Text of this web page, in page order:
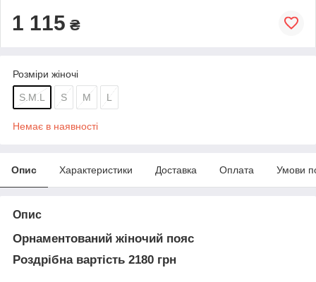
1 115 ₴
Розміри жіночі
S.M.L S M L
Немає в наявності
Опис Характеристики Доставка Оплата Умови
Опис
Орнаментований жіночий пояс
Роздрібна вартість 2180 грн